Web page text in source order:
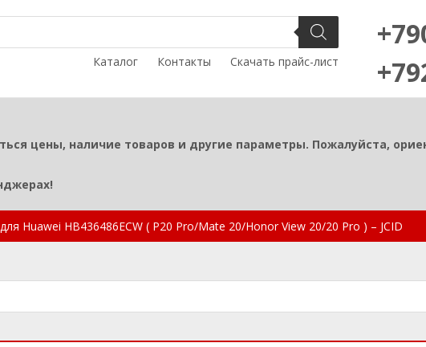
Каталог
Контакты Скачать прайс-лист
цены, наличие товаров и другие параметры. Пожалуйста,
Huawei HB436486ECW ( P20 Pro/Mate 20/Honor View 20/20 Pro ) – JCID